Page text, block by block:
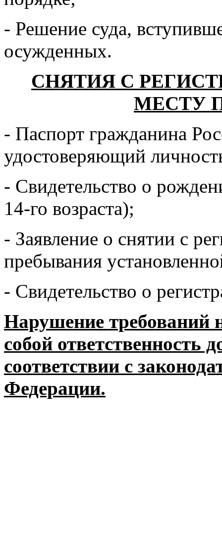
- Решение суда,
осужденных.
СНЯТИЯ С
МЕСТУ
- Паспорт гражданина
удостоверяющий
- Свидетельство о
14-го возраста);
- Заявление о снятии с
пребывания
- Свидетельство о
Нарушение требований
собой
соответствии с
Федерации.